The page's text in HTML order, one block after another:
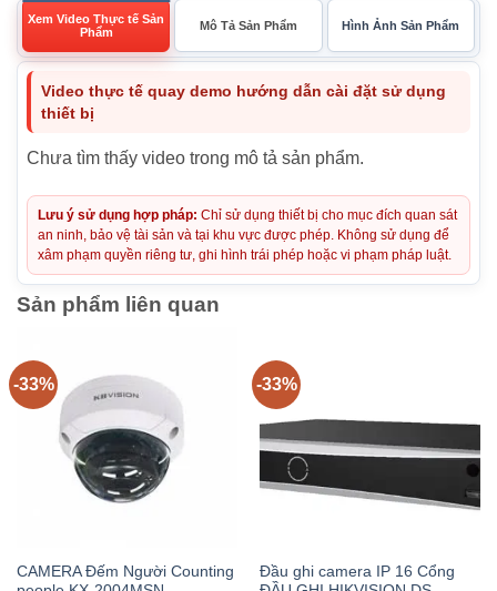
Xem Video Thực tế Sản
Phẩm
Mô Tả Sản Phẩm Hình Ảnh Sản Phẩm
Video thực tế quay demo hướng dẫn cài đặt sử dụng
thiết bị
Chưa tìm thấy video trong mô tả sản phẩm.
Lưu ý sử dụng hợp pháp: Chỉ sử dụng thiết bị cho mục đích quan sát
an ninh, bảo vệ tài sản và tại khu vực được phép. Không sử dụng để
xâm phạm quyền riêng tư, ghi hình trái phép hoặc vi phạm pháp luật.
Sản phẩm liên quan
-33%
CAMERA Đếm Người Counting
-33%
Đầu ghi camera IP 16 Cổng